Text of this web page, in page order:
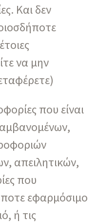
Και δεν
να μην
που είναι
απειλητικών,
που
εφαρμόσιμο
ή τις